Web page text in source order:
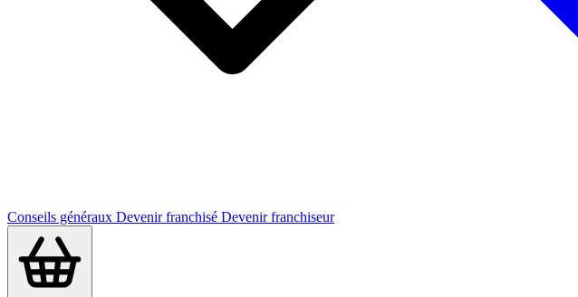
Conseils généraux Devenir franchisé Devenir franchiseur